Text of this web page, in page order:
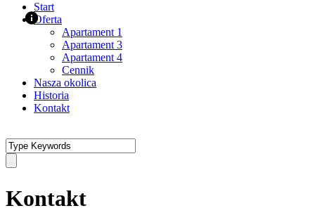
Start
Oferta
Apartament 1
Apartament 3
Apartament 4
Cennik
Nasza okolica
Historia
Kontakt
Kontakt